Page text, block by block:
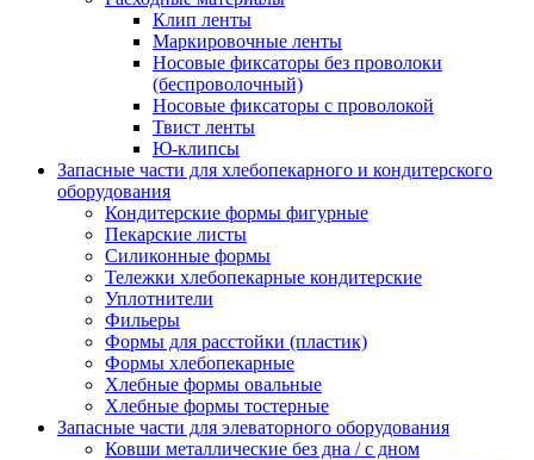
Клип ленты
Маркировочные ленты
Носовые фиксаторы без проволоки
(беспроволочный)
Носовые фиксаторы с проволокой
Твист ленты
Ю-клипсы
Запасные части для хлебопекарного и кондитерского
оборудования
Кондитерские формы фигурные
Пекарские листы
Силиконные формы
Тележки хлебопекарные кондитерские
Уплотнители
Фильеры
Формы для расстойки (пластик)
Формы хлебопекарные
Хлебные формы овальные
Хлебные формы тостерные
Запасные части для элеваторного оборудования
Ковши металлические без дна / с дном